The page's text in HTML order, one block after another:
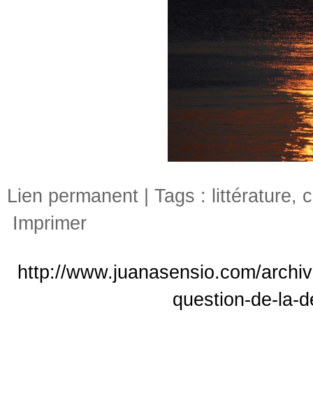
Lien permanent | Tags : littérature,
Imprimer
http://www.juanasensio.com/
question-de-la-